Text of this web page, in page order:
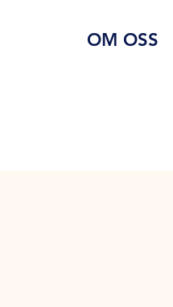
OM OSS